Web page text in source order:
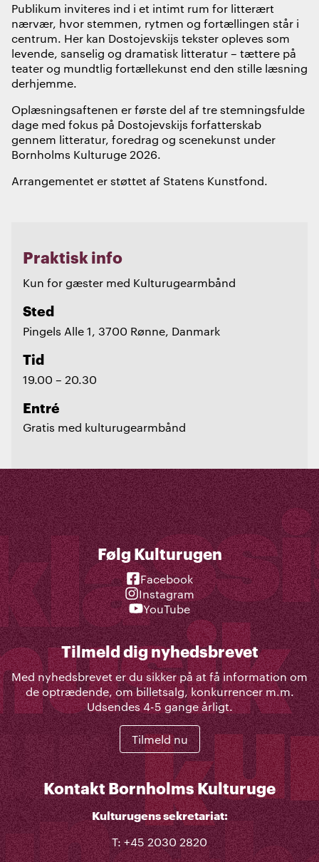
Publikum inviteres ind i et intimt rum for litterært
nærvær, hvor stemmen, rytmen og fortællingen står i
centrum. Her kan Dostojevskijs tekster opleves som
levende, sanselig og dramatisk litteratur – tættere på
teater og mundtlig fortællekunst end den stille læsning
derhjemme.
Oplæsningsaftenen er første del af tre stemningsfulde
dage med fokus på Dostojevskijs forfatterskab
gennem litteratur, foredrag og scenekunst under
Bornholms Kulturuge 2026.
Arrangementet er støttet af Statens Kunstfond.
Praktisk info
Kun for gæster med Kulturugearmbånd
Sted
Pingels Alle 1, 3700 Rønne, Danmark
Tid
19.00 – 20.30
Entré
Gratis med kulturugearmbånd
Følg Kulturugen
Facebook
Instagram
YouTube
Tilmeld dig nyhedsbrevet
Med nyhedsbrevet er du sikker på at få information om
de optrædende, om billetsalg, konkurrencer m.m.
Udsendes 4-5 gange årligt.
Tilmeld nu
Kontakt Bornholms Kulturuge
Kulturugens sekretariat:
T: +45 2030 2820